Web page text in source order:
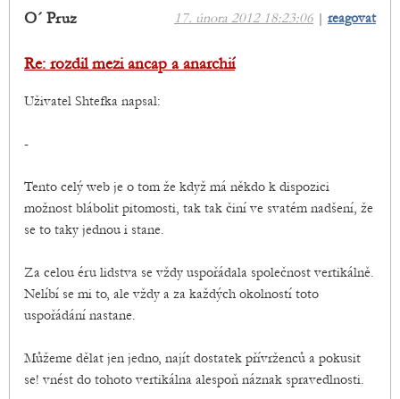
17. února 2012 18:23:06 | reagovat
O´ Pruz
Re: rozdil mezi ancap a anarchií
Uživatel Shtefka napsal:
-
Tento celý web je o tom že když má někdo k dispozici
možnost blábolit pitomosti, tak tak činí ve svatém nadšení, že
se to taky jednou i stane.
Za celou éru lidstva se vždy uspořádala společnost vertikálně.
Nelíbí se mi to, ale vždy a za každých okolností toto
uspořádání nastane.
Můžeme dělat jen jedno, najít dostatek přívrženců a pokusit
se! vnést do tohoto vertikálna alespoň náznak spravedlnosti.